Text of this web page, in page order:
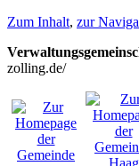
Zum Inhalt, zur
zolling.de/